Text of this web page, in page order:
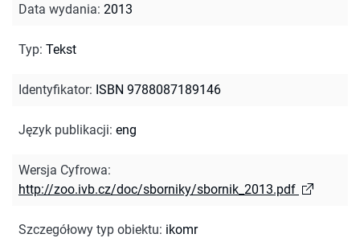
Data wydania: 2013
Typ: Tekst
Identyfikator: ISBN 9788087189146
Język publikacji: eng
Wersja Cyfrowa:
http://zoo.ivb.cz/doc/sborniky/sbornik_2013.pdf
Szczegółowy typ obiektu: ikomr